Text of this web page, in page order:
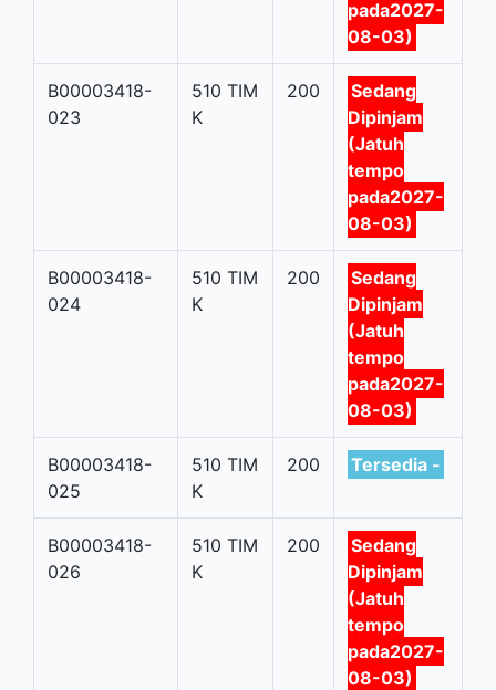
pada2027-
08-03)
B00003418-
023
510 TIM
K
200
Sedang
Dipinjam
(Jatuh
tempo
pada2027-
08-03)
B00003418-
024
510 TIM
K
200
Sedang
Dipinjam
(Jatuh
tempo
pada2027-
08-03)
B00003418-
025
510 TIM
K
200 Tersedia -
B00003418-
026
510 TIM
K
200
Sedang
Dipinjam
(Jatuh
tempo
pada2027-
08-03)